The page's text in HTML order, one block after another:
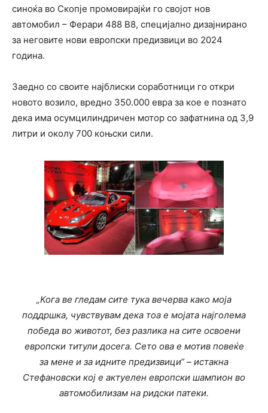
синоќа во Скопје промовирајќи го својот нов
автомобил – Ферари 488 В8, специјално дизајнирано
за неговите нови европски предизвици во 2024
година.
Заедно со своите најблиски соработници го откри
новото возило, вредно 350.000 евра за кое е познато
дека има осумцилиндричен мотор со зафатнина од 3,9
литри и околу 700 коњски сили.
„Кога ве гледам сите тука вечерва како моја
поддршка, чувствувам дека тоа е мојата најголема
победа во животот, без разлика на сите освоени
европски титули досега. Сето ова е мотив повеќе
за мене и за идните предизвици“ – истакна
Стефановски кој е актуелен европски шампион во
автомобилизам на ридски патеки.